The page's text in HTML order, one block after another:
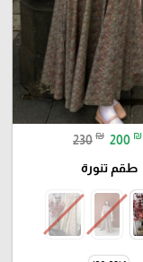
230 ₪ 200 ₪
طقم تنورة